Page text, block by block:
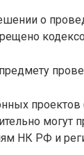
о
могут
НК РФ и